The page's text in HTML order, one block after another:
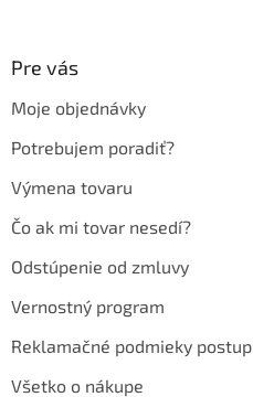
Pre vás
Moje objednávky
Potrebujem poradiť?
Výmena tovaru
Čo ak mi tovar nesedí?
Odstúpenie od zmluvy
Vernostný program
Reklamačné podmieky postup
Všetko o nákupe